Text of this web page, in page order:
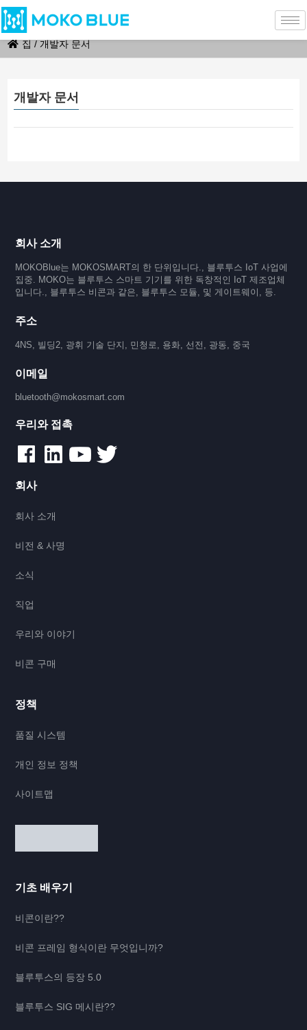
집 / 개발자 문서
개발자 문서
회사 소개
MOKOBlue는 MOKOSMART의 한 단위입니다., 블루투스 IoT 사업에
집중. MOKO는 블루투스 스마트 기기를 위한 독창적인 IoT 제조업체
입니다., 블루투스 비콘과 같은, 블루투스 모듈, 및 게이트웨이, 등.
주소
4NS, 빌딩2, 광휘 기술 단지, 민청로, 용화, 선전, 광동, 중국
이메일
bluetooth@mokosmart.com
우리와 접촉
회사
회사 소개
비전 & 사명
소식
직업
우리와 이야기
비콘 구매
정책
품질 시스템
개인 정보 정책
사이트맵
기초 배우기
비콘이란??
비콘 프레임 형식이란 무엇입니까?
블루투스의 등장 5.0
블루투스 SIG 메시란??